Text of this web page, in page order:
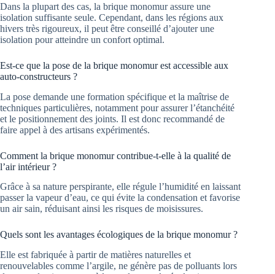
Dans la plupart des cas, la brique monomur assure une
isolation suffisante seule. Cependant, dans les régions aux
hivers très rigoureux, il peut être conseillé d’ajouter une
isolation pour atteindre un confort optimal.
Est-ce que la pose de la brique monomur est accessible aux
auto-constructeurs ?
La pose demande une formation spécifique et la maîtrise de
techniques particulières, notamment pour assurer l’étanchéité
et le positionnement des joints. Il est donc recommandé de
faire appel à des artisans expérimentés.
Comment la brique monomur contribue-t-elle à la qualité de
l’air intérieur ?
Grâce à sa nature perspirante, elle régule l’humidité en laissant
passer la vapeur d’eau, ce qui évite la condensation et favorise
un air sain, réduisant ainsi les risques de moisissures.
Quels sont les avantages écologiques de la brique monomur ?
Elle est fabriquée à partir de matières naturelles et
renouvelables comme l’argile, ne génère pas de polluants lors